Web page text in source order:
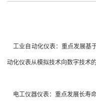
工业自动化仪表：重点发展基
动化仪表从模拟技术向数字技术
电工仪器仪表：重点发展长寿